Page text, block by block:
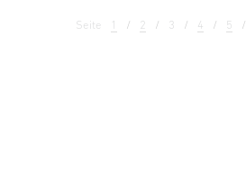
Seite 1 2 3 4 5